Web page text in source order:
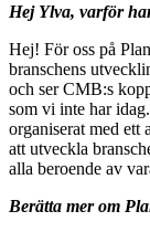
Hej Ylva, varför
Hej! För oss på
branschens
och ser CMB:s
som vi inte har
organiserat med ett
att utveckla
alla beroende av
Berätta mer om